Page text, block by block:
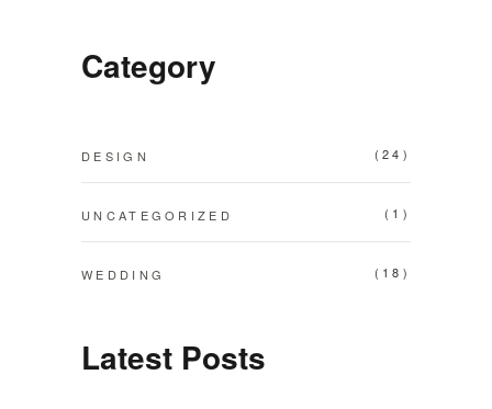
Category
DESIGN (24)
UNCATEGORIZED (1)
WEDDING (18)
Latest Posts